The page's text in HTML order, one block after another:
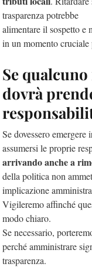
trasparenza potrebbe
alimentare il sospetto
in un momento
Se
dovrà
Se dovessero
assumersi le proprie
arrivando anche a
della politica non
implicazione
Vigileremo affinché
modo chiaro.
Se necessario,
perché amministrare
trasparenza.